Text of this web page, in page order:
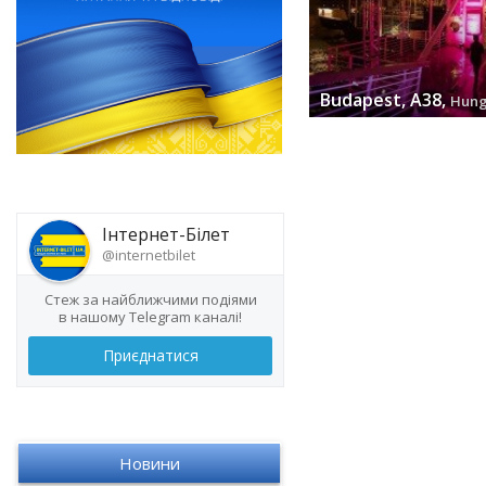
Інтернет-Білет
@internetbilet
Стеж за найближчими подіями
в нашому Telegram каналі!
Приєднатися
Новини
Budapest, А38,